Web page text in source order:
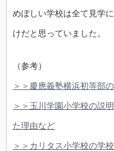
めぼしい学校は全て見学
けだと思っていました。
（参考）
＞＞慶應義塾横浜初等部
＞＞玉川学園小学校の説
た理由など
＞＞カリタス小学校の学